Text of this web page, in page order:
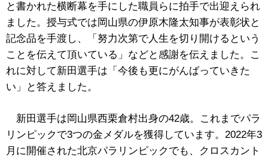
と書かれた横断幕を手にした職員らに拍手で出迎えられ
ました。授与式では岡山県の伊原木隆太知事が表彰状と
記念品を手渡し、「努力次第で人生を切り開けるという
ことを伝えて頂いている」などと感謝を伝えました。こ
れに対して新田選手は「今後も更にがんばっていきた
い」と答えました。
新田選手は岡山県西栗倉村出身の42歳。これまでパラ
リンピックで3つの金メダルを獲得しています。2022年3
月に開催された北京パラリンピックでも、クロスカント